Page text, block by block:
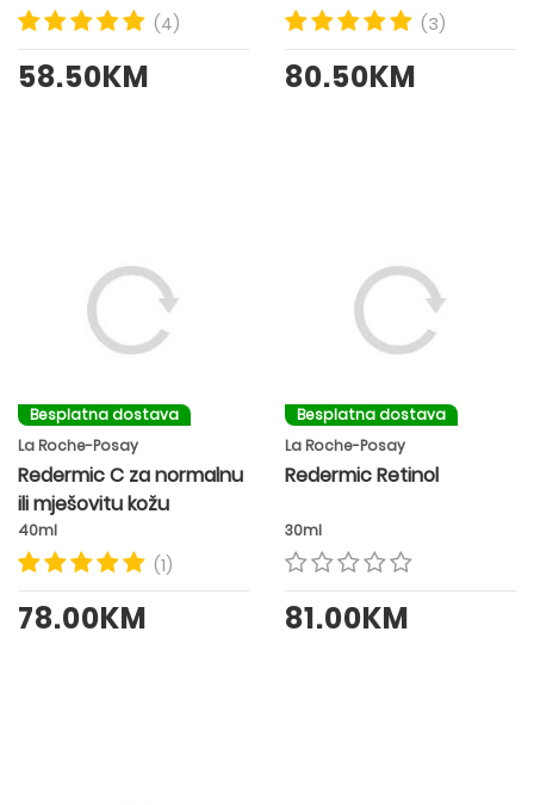
(4)
58.50KM
(3)
80.50KM
Besplatna dostava
La Roche-Posay
Redermic C za normalnu
ili mješovitu kožu
40ml
(1)
78.00KM
Besplatna dostava
La Roche-Posay
Redermic Retinol
30ml
81.00KM